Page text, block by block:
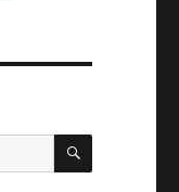
ПРЕТРАЖИ